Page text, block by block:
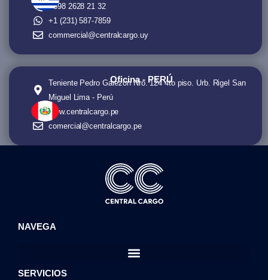
+598 2628 21 32
+1 (231) 587-7859
commercial@centralcargo.uy
Oficina - PERÚ
Teniente Pedro Garezon Nro. 124 4to piso. Urb. Rigel San
Miguel Lima - Perú
www.centralcargo.pe
comercial@centralcargo.pe
NAVEGA
SERVICIOS